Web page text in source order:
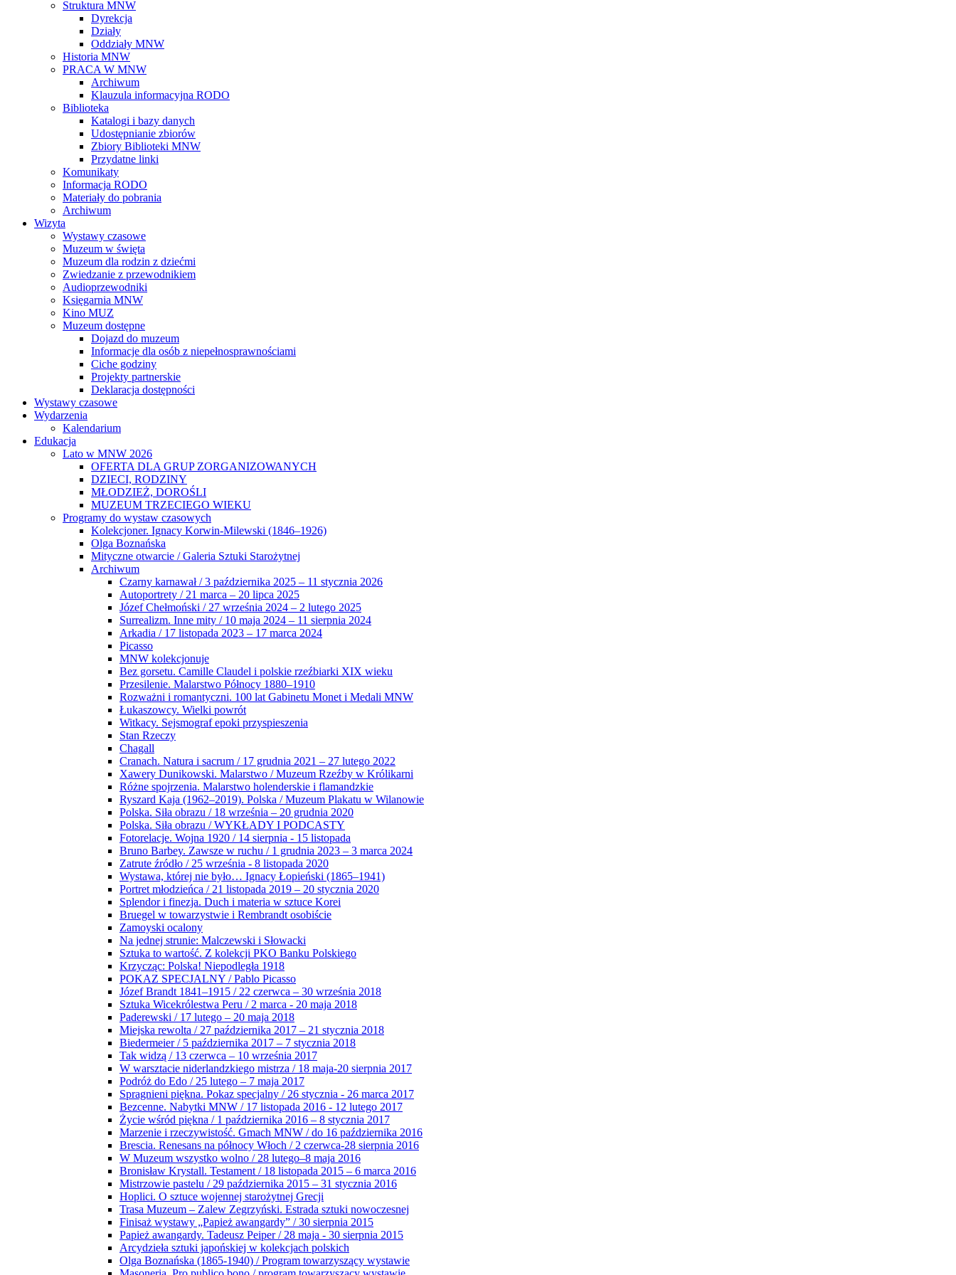
Struktura MNW
Dyrekcja
Działy
Oddziały MNW
Historia MNW
PRACA W MNW
Archiwum
Klauzula informacyjna RODO
Biblioteka
Katalogi i bazy danych
Udostępnianie zbiorów
Zbiory Biblioteki MNW
Przydatne linki
Komunikaty
Informacja RODO
Materiały do pobrania
Archiwum
Wizyta
Wystawy czasowe
Muzeum w święta
Muzeum dla rodzin z dziećmi
Zwiedzanie z przewodnikiem
Audioprzewodniki
Księgarnia MNW
Kino MUZ
Muzeum dostępne
Dojazd do muzeum
Informacje dla osób z niepełnosprawnościami
Ciche godziny
Projekty partnerskie
Deklaracja dostępności
Wystawy czasowe
Wydarzenia
Kalendarium
Edukacja
Lato w MNW 2026
OFERTA DLA GRUP ZORGANIZOWANYCH
DZIECI, RODZINY
MŁODZIEŻ, DOROŚLI
MUZEUM TRZECIEGO WIEKU
Programy do wystaw czasowych
Kolekcjoner. Ignacy Korwin-Milewski (1846–1926)
Olga Boznańska
Mityczne otwarcie / Galeria Sztuki Starożytnej
Archiwum
Czarny karnawał / 3 października 2025 – 11 stycznia 2026
Autoportrety / 21 marca – 20 lipca 2025
Józef Chełmoński / 27 września 2024 – 2 lutego 2025
Surrealizm. Inne mity / 10 maja 2024 – 11 sierpnia 2024
Arkadia / 17 listopada 2023 – 17 marca 2024
Picasso
MNW kolekcjonuje
Bez gorsetu. Camille Claudel i polskie rzeźbiarki XIX wieku
Przesilenie. Malarstwo Północy 1880–1910
Rozważni i romantyczni. 100 lat Gabinetu Monet i Medali MNW
Łukaszowcy. Wielki powrót
Witkacy. Sejsmograf epoki przyspieszenia
Stan Rzeczy
Chagall
Cranach. Natura i sacrum / 17 grudnia 2021 – 27 lutego 2022
Xawery Dunikowski. Malarstwo / Muzeum Rzeźby w Królikarni
Różne spojrzenia. Malarstwo holenderskie i flamandzkie
Ryszard Kaja (1962–2019). Polska / Muzeum Plakatu w Wilanowie
Polska. Siła obrazu / 18 września – 20 grudnia 2020
Polska. Siła obrazu / WYKŁADY I PODCASTY
Fotorelacje. Wojna 1920 / 14 sierpnia - 15 listopada
Bruno Barbey. Zawsze w ruchu / 1 grudnia 2023 – 3 marca 2024
Zatrute źródło / 25 września - 8 listopada 2020
Wystawa, której nie było… Ignacy Łopieński (1865–1941)
Portret młodzieńca / 21 listopada 2019 – 20 stycznia 2020
Splendor i finezja. Duch i materia w sztuce Korei
Bruegel w towarzystwie i Rembrandt osobiście
Zamoyski ocalony
Na jednej strunie: Malczewski i Słowacki
Sztuka to wartość. Z kolekcji PKO Banku Polskiego
Krzycząc: Polska! Niepodległa 1918
POKAZ SPECJALNY / Pablo Picasso
Józef Brandt 1841–1915 / 22 czerwca – 30 września 2018
Sztuka Wicekrólestwa Peru / 2 marca - 20 maja 2018
Paderewski / 17 lutego – 20 maja 2018
Miejska rewolta / 27 października 2017 – 21 stycznia 2018
Biedermeier / 5 października 2017 – 7 stycznia 2018
Tak widzą / 13 czerwca – 10 września 2017
W warsztacie niderlandzkiego mistrza / 18 maja-20 sierpnia 2017
Podróż do Edo / 25 lutego – 7 maja 2017
Spragnieni piękna. Pokaz specjalny / 26 stycznia - 26 marca 2017
Bezcenne. Nabytki MNW / 17 listopada 2016 - 12 lutego 2017
Życie wśród piękna / 1 października 2016 – 8 stycznia 2017
Marzenie i rzeczywistość. Gmach MNW / do 16 października 2016
Brescia. Renesans na północy Włoch / 2 czerwca-28 sierpnia 2016
W Muzeum wszystko wolno / 28 lutego–8 maja 2016
Bronisław Krystall. Testament / 18 listopada 2015 – 6 marca 2016
Mistrzowie pastelu / 29 października 2015 – 31 stycznia 2016
Hoplici. O sztuce wojennej starożytnej Grecji
Trasa Muzeum – Zalew Zegrzyński. Estrada sztuki nowoczesnej
Finisaż wystawy „Papież awangardy” / 30 sierpnia 2015
Papież awangardy. Tadeusz Peiper / 28 maja - 30 sierpnia 2015
Arcydzieła sztuki japońskiej w kolekcjach polskich
Olga Boznańska (1865-1940) / Program towarzyszący wystawie